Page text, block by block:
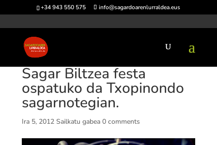
+34 943 550 575 info@sagardoarenlurraldea.eus
Sagar Biltzea festa
ospatuko da Txopinondo
sagarnotegian.
Ira 5, 2012 Sailkatu gabea 0 comments